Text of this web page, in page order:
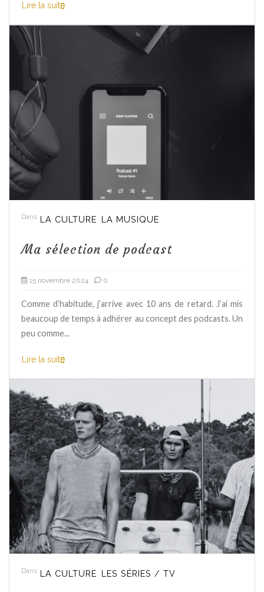
Lire la suite
Dans LA CULTURE LA MUSIQUE
Ma sélection de podcast
15 novembre 2024 0
Comme d’habitude, j’arrive avec 10 ans de retard. J’ai mis
beaucoup de temps à adhérer au concept des podcasts. Un
peu comme...
Lire la suite
Dans LA CULTURE LES SÉRIES / TV